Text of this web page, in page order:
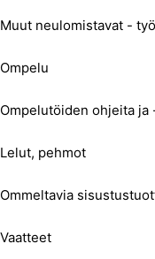
Muut neulomistavat -
Ompelu
Ompelutöiden ohjeita ja
Lelut, pehmot
Ommeltavia
Vaatteet